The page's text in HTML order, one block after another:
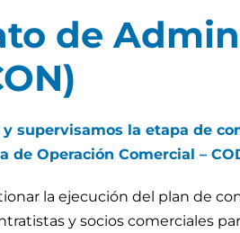
de
supervisamos la etapa de
de Operación Comercial –
la ejecución del plan de
y socios comerciales